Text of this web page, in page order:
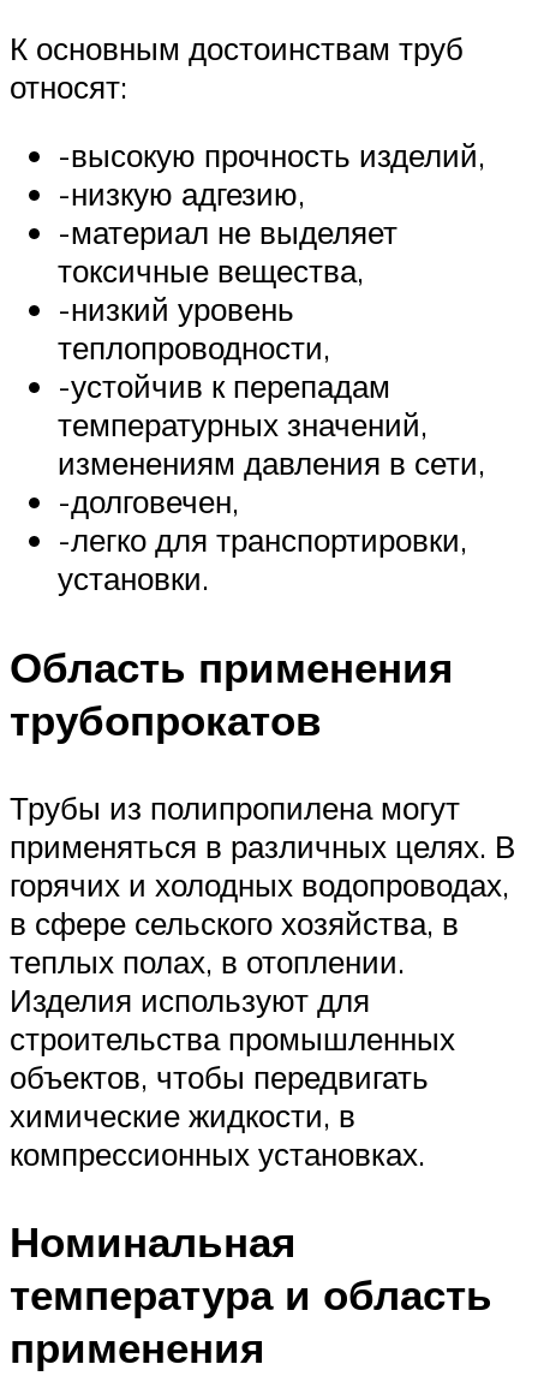
К основным достоинствам труб
относят:
-высокую прочность изделий,
-низкую адгезию,
-материал не выделяет
токсичные вещества,
-низкий уровень
теплопроводности,
-устойчив к перепадам
температурных значений,
изменениям давления в сети,
-долговечен,
-легко для транспортировки,
установки.
Область применения
трубопрокатов
Трубы из полипропилена могут
применяться в различных целях. В
горячих и холодных водопроводах,
в сфере сельского хозяйства, в
теплых полах, в отоплении.
Изделия используют для
строительства промышленных
объектов, чтобы передвигать
химические жидкости, в
компрессионных установках.
Номинальная
температура и область
применения